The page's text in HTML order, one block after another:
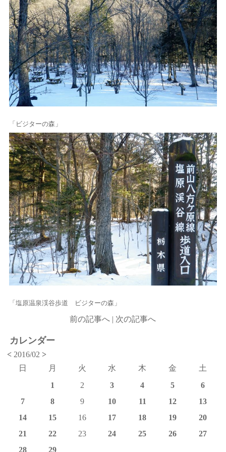
「ビジターの森」
「塩原温泉渓谷歩道 ビジターの森」
前の記事へ | 次の記事へ
カレンダー
< 2016/02>
日
月 火 水 木 金
土
1
2 3 4 5
6
7
8 9 10 11 12
13
14
15 16 17 18 19
20
21
22 23 24 25 26
27
28
29